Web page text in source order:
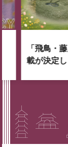
「飛鳥・
載が決定し